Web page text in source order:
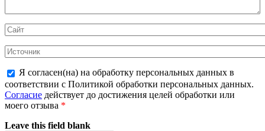
Я согласен(на) на обработку персональных данных в
соответствии с Политикой обработки персональных данных.
Согласие действует до достижения целей обработки или
моего отзыва *
Leave this field blank